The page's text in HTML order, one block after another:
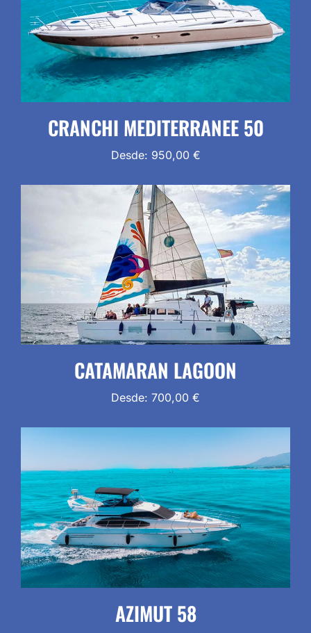
CRANCHI MEDITERRANEE 50
Desde: 950,00 €
CATAMARAN LAGOON
Desde: 700,00 €
AZIMUT 58